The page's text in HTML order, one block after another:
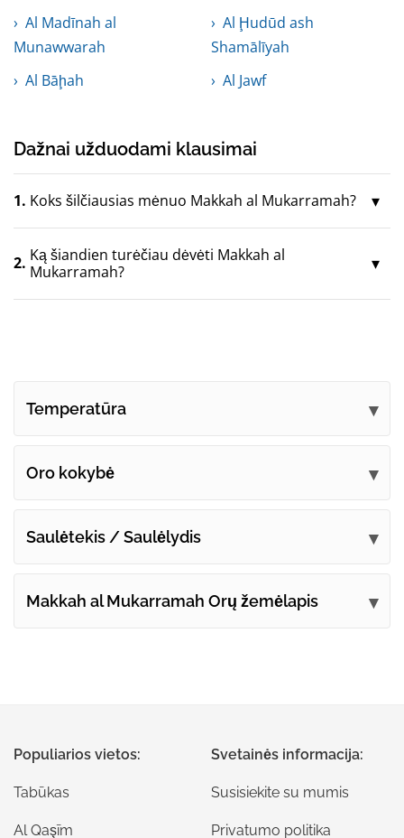
Al Madīnah al
Munawwarah
Al Ḩudūd ash
Shamālīyah
Al Bāḩah
Al Jawf
Dažnai užduodami klausimai
1. Koks šilčiausias mėnuo Makkah al Mukarramah?
2. Ką šiandien turėčiau dėvėti Makkah al
Mukarramah?
Temperatūra
Oro kokybė
Saulėtekis / Saulėlydis
Makkah al Mukarramah Orų žemėlapis
Populiarios vietos:
Tabūkas
Al Qaşīm
Svetainės informacija:
Susisiekite su mumis
Privatumo politika